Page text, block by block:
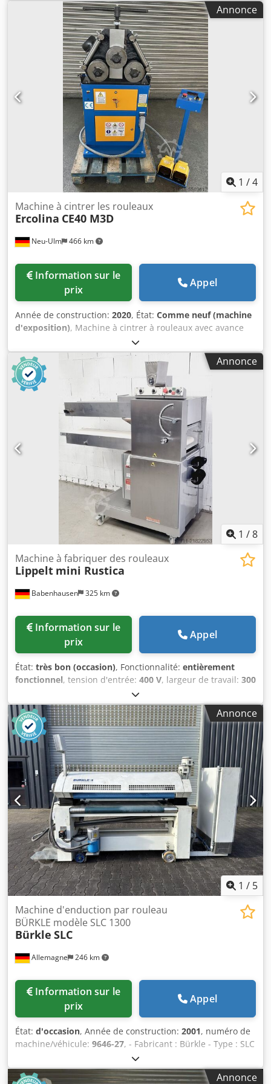
ligne de production de petits pains KÖNIG ECO TWIN
d'occasion, fabriquée en 2007. Modèle : ECO TWIN Type :
800-(DB800)-K6-SCHN6/B-(DA) Numéro de série : 07.0.0782
Année de fabrication : 2007 Puissance : 8 kW Fréquence :
50 Hz Tension nominale : 3 × 400 + N V Courant nominal :
15 A La ligne a été équipée de nouveaux convoyeurs et se
trouve dans un état parfait, entièrement opérationnel. Elle
a servi chez nous uniquement comme ligne de secours et
n'a donc été utilisée que très rarement. Il y a environ deux
ans, nous l'avons déjà acquise après une remise à neuf. La
ligne est disponible immédiatement et peut être retirée
sur place après accord. Si vous avez des questions ou si
vous souhaitez obtenir de plus amples informations,
n'hésitez pas à nous envoyer un message ou à nous
contacter par téléphone. Csdpfx Amsznm S Ho Asha
Annonce
1 /4
Neu-Ulm 466 km
Machine à cintrer les rouleaux
Ercolina CE40 M3D
prix
Appel
Année de construction: 2020, État: Comme neuf (machine
d'exposition), Machine à cintrer à rouleaux avec avance
de la broche, et 3 rouleaux motorisés. Caractéristiques :
Diamètre de l’arbre : 40 mm Position de travail :
Horizontale/Verticale avec support Alimentation : 230 V/1
phase avec onduleur Dimensions (L x H x P) : 700 x 1460 x
600 mm Poids : 180 kg Performance : Tube rond : 70 x 1,5
mm Tube carré : 50 x 50 x 3 mm Barre ronde : 35 mm
Barre plate : 50 x 10 mm Équerre : 50 x 50 x 6 mm Contenu
de la livraison : Cedpfx Aegi N Aljm Asha CE40M3D Jeu de
rouleaux universel pour profilés Accessoires (dont
panneau de commande avec commande au pied, manuel
d’utilisation) 1 jeu de rouleaux en plastique pour tubes
ronds 1 1/2", permettant de réduire les marques.
Annonce
1 /8
Babenhausen 325 km
Machine à fabriquer des rouleaux
Lippelt mini Rustica
prix
Appel
État: très bon (occasion), Fonctionnalité: entièrement
fonctionnel, tension d'entrée: 400 V, largeur de travail: 300
2 300 mm, longueur totale:
hauteur totale:1 370 mm, Certifié DGUV jusqu'à:09/2027,
type de courant d'entrée:triphasé, largeur de bande
transporteuse:300 mm, année de la dernière révision:
2024, Ligne de production de petits pains Lippelt Mini
Rustica pour tous les types de petits pains spéciaux
fabrication simple et efficace de pâtons carrés Chjdpfx
Amsy H Utlj Aja technologie robuste raccordement 400 V,
prise CEE 16 A dimensions approximatives : L 2300 x l 750 x
H 1370 mm machine d’occasion Nous avons d’autres
machines pour boulangeries en stock !
Annonce
1 / 5
Allemagne 246 km
Machine d'enduction par rouleau
BÜRKLE modèle SLC 1300
Bürkle SLC
prix
Appel
État: d'occasion, Année de construction: 2001, numéro de
machine/véhicule: 9646-27, - Fabricant : Bürkle - Type : SLC
- Année de fabrication : 2001 - Côté d’exploitation : gauche
- Pour l’application unilatérale de vernis - Racleur à
Annonce